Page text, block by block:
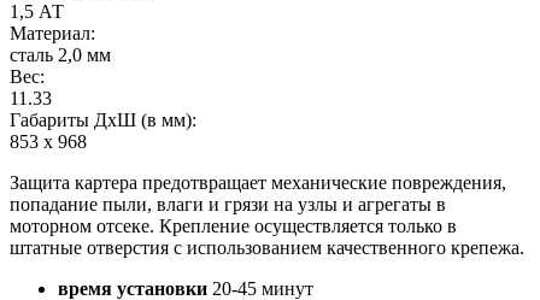
1,5 АТ
Материал:
сталь 2,0 мм
Вес:
11.33
Габариты ДхШ (в мм):
853 х 968
Защита картера предотвращает механические повреждения,
попадание пыли, влаги и грязи на узлы и агрегаты в
моторном отсеке. Крепление осуществляется только в
штатные отверстия с использованием качественного крепежа.
время установки 20-45 минут